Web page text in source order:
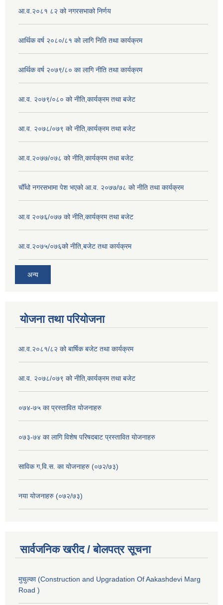
आ.व.२०८१ ८२ को नगरसभाको निर्णय
आर्थिक वर्ष २०८०/८१ को लागि निति तथा कार्यक्रम
आर्थिक वर्ष २०७९/८० का लागि नीति तथा कार्यक्रम
आ.व. २०७९/०८० को नीति,कार्यक्रम तथा बजेट
आ.व. २०७८/०७९ को नीति,कार्यक्रम तथा बजेट
आ.व.२०७७/०७८ को नीति,कार्यक्रम तथा बजेट
चौँथो नगरसभामा पेश भएको आ.व. २०७७/७८ को नीति तथा कार्यक्रम
आ.व २०७६/०७७ को नीति,कार्यक्रम तथा बजेट
आ.व.२०७५/०७६को नीति,बजेट तथा कार्यक्रम
अन्य
योजना तथा परियोजना
आ.व.२०८१/८२ को बार्षिक बजेट तथा कार्यक्रम
आ.व. २०७८/०७९ को नीति,कार्यक्रम तथा बजेट
०७४-७५ का प्रस्तावित योजनाहरु
०७३-७४ का लागि विशेष परिषदबाट प्रस्तावित योजनाहरु
साविक ग,वि.स. का योजनाहरु (०७२/७३)
नया योजनाहरु (०७२/७३)
सार्वजनिक खरीद / बोलपत्र सूचना
मुचुल्का (Construction and Upgradation Of Aakashdevi Marg
Road )